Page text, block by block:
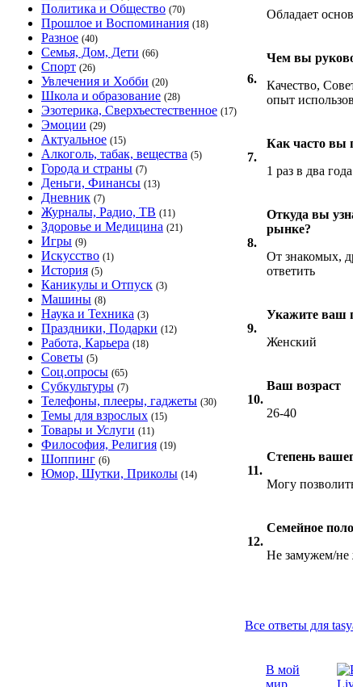
Политика и Общество (70)
Прошлое и Воспоминания (18)
Разное (40)
Семья, Дом, Дети (66)
Спорт (26)
Увлечения и Хобби (20)
Школа и образование (28)
Эзотерика, Сверхъестественное (17)
Эмоции (29)
Актуальное (15)
Алкоголь, табак, вещества (5)
Города и страны (7)
Деньги, Финансы (13)
Дневник (7)
Журналы, Радио, ТВ (11)
Здоровье и Медицина (21)
Игры (9)
Искусство (1)
История (5)
Каникулы и Отпуск (3)
Машины (8)
Наука и Техника (3)
Праздники, Подарки (12)
Работа, Карьера (18)
Советы (5)
Соц.опросы (65)
Субкультуры (7)
Телефоны, плееры, гаджеты (30)
Темы для взрослых (15)
Товары и Услуги (11)
Философия, Религия (19)
Шоппинг (6)
Юмор, Шутки, Приколы (14)
Обладает
6.
Чем вы
Качество,
опыт
7.
Как часто вы
1 раз в два года
8.
Откуда вы
рынке?
От знакомых,
ответить
9.
Укажите ваш
Женский
10.
Ваш возраст
26-40
11.
Степень
Могу
12.
Семейное
Не замужем/не
Все ответы для
В мой
мир